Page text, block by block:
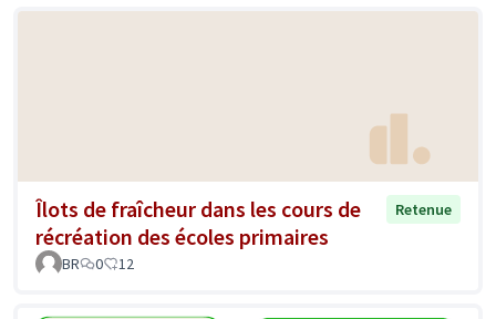
Îlots de fraîcheur dans les cours de
récréation des écoles primaires
Retenue
BR 0 12